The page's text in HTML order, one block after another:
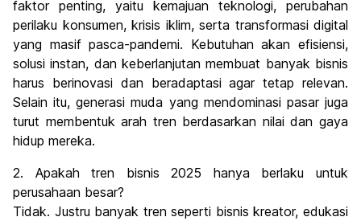
faktor penting, yaitu kemajuan teknologi, perubahan
perilaku konsumen, krisis iklim, serta transformasi digital
yang masif pasca-pandemi. Kebutuhan akan efisiensi,
solusi instan, dan keberlanjutan membuat banyak bisnis
harus berinovasi dan beradaptasi agar tetap relevan.
Selain itu, generasi muda yang mendominasi pasar juga
turut membentuk arah tren berdasarkan nilai dan gaya
hidup mereka.
2. Apakah tren bisnis 2025 hanya berlaku untuk
perusahaan besar?
Tidak. Justru banyak tren seperti bisnis kreator, edukasi